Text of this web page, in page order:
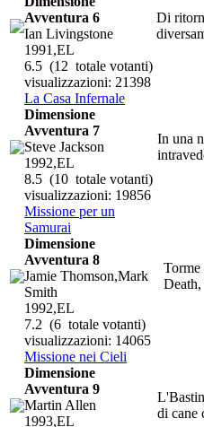
Di
Avventura 6
Ian Livingstone
1991,EL
6.5 (12 totale votanti)
visualizzazioni: 21398
La Casa Infernale
In una
Dimensione
Avventura 7
Steve Jackson
1992,EL
8.5 (10 totale votanti)
visualizzazioni: 19856
Missione per un
Samurai
Torme
Dimensione
Avventura 8
Jamie Thomson,Mark
Smith
1992,EL
7.2 (6 totale votanti)
visualizzazioni: 14065
Missione nei Cieli
di cane
Dimensione
Avventura 9
Martin Allen
1993,EL